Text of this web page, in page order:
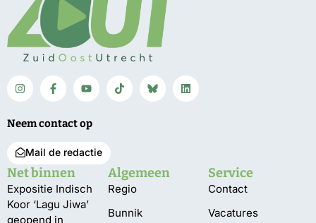
Neem contact op
Mail de redactie
Net binnen
Expositie Indisch
Koor ‘Lagu Jiwa’
geopend in
Algemeen
Regio
Bunnik
Service
Contact
Vacatures